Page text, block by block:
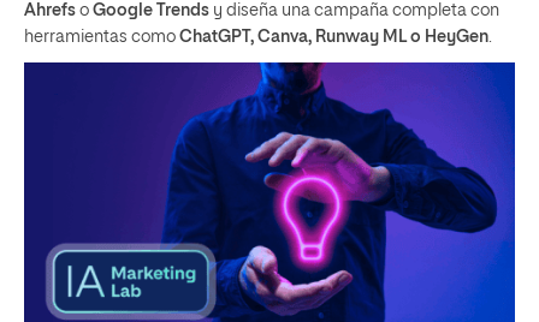
Ahrefs o Google Trends y diseña una campaña completa con
herramientas como ChatGPT, Canva, Runway ML o HeyGen.